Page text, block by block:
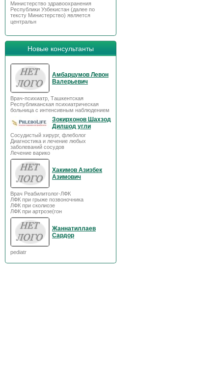
Министерство здравоохранения
Республики Узбекистан (далее по
тексту Министерство) является
центральн
Новые консультанты
Амбарцумов Левон
Валерьевич
Врач-психиатр, Ташкентская
Республиканская психиатрическая
больница с интенсивным наблюдением
Зокирхонов Шахзод
Дилшод угли
Сосудистый хирург, флеболог
Диагностика и лечение любых
заболеваний сосудов
Лечение варико
Хакимов Азизбек
Азимович
Врач Реабилитолог-ЛФК
ЛФК при грыже позвоночника
ЛФК при сколиозе
ЛФК при артрозе(гон
Жаннатиллаев
Сардор
pediatr